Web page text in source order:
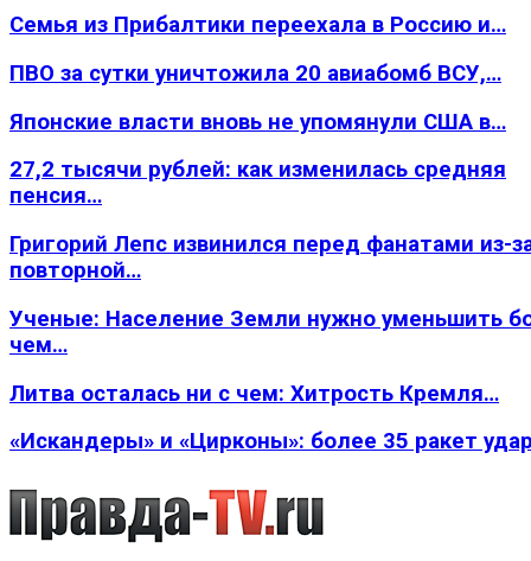
Семья из Прибалтики переехала в Россию и…
ПВО за сутки уничтожила 20 авиабомб ВСУ,…
Японские власти вновь не упомянули США в…
27,2 тысячи рублей: как изменилась средняя
пенсия…
Григорий Лепс извинился перед фанатами из-
повторной…
Ученые: Население Земли нужно уменьшить
чем…
Литва осталась ни с чем: Хитрость Кремля…
«Искандеры» и «Цирконы»: более 35 ракет